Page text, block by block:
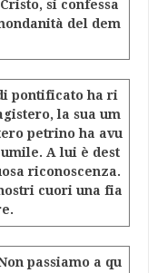
si confessa
del dem
pontificato ha ri
la sua um
petrino ha avu
A lui è dest
riconoscenza.
cuori una fia
passiamo a qu